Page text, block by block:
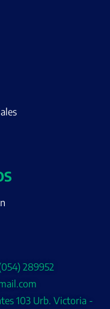
289952
103 Urb. Victoria -